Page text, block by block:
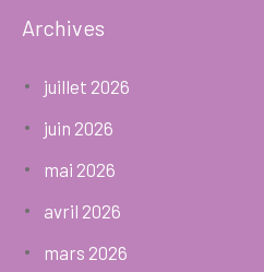
Archives
juillet 2026
juin 2026
mai 2026
avril 2026
mars 2026